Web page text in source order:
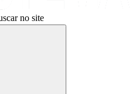
no site